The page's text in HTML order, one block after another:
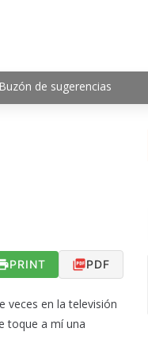
Buzón de sugerencias
PRINT PDF
veces en la televisión
toque a mí una